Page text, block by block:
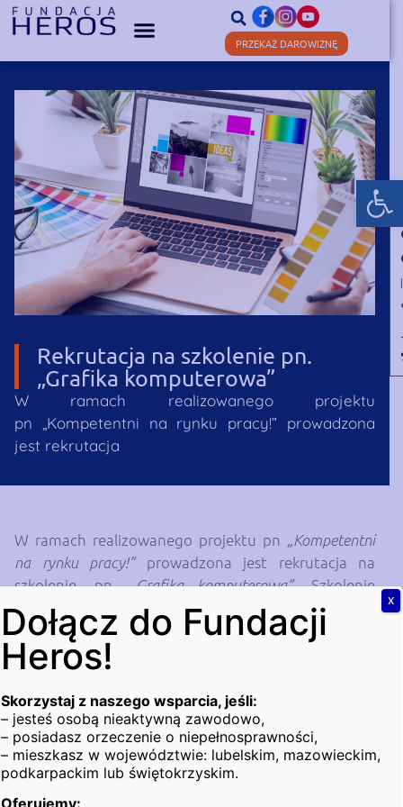
PRZEKAŻ DAROWIZNĘ
Rekrutacja na szkolenie pn.
„Grafika komputerowa”
W ramach realizowanego projektu
pn „Kompetentni na rynku pracy!” prowadzona
jest rekrutacja
W ramach realizowanego projektu pn „Kompetentni
na rynku pracy!”prowadzona jest rekrutacja na
szkolenie, pn.„Grafika komputerowa”. Szkolenie
będzie obejmowało ok. 105 godzin, każdy z
uczestników otrzyma stypendium szkoleniowe oraz
certyfikat potwierdzający nabycie kwalifikacji.
– przygotować materiały graficzne do druku,
– opracować graficznie materiały promocyjne i
wizerunkowe,
Dołącz do Fundacji
Heros!
Skorzystaj z naszego wsparcia, jeśli:
– jesteś osobą nieaktywną zawodowo,
– posiadasz orzeczenie o niepełnosprawności,
– mieszkasz w województwie: lubelskim, mazowieckim,
podkarpackim lub świętokrzyskim.
X